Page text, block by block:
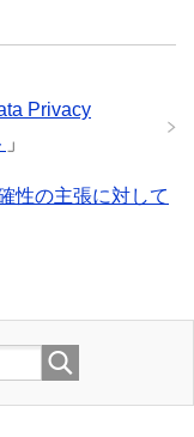
Privacy
」
性の主張に対して